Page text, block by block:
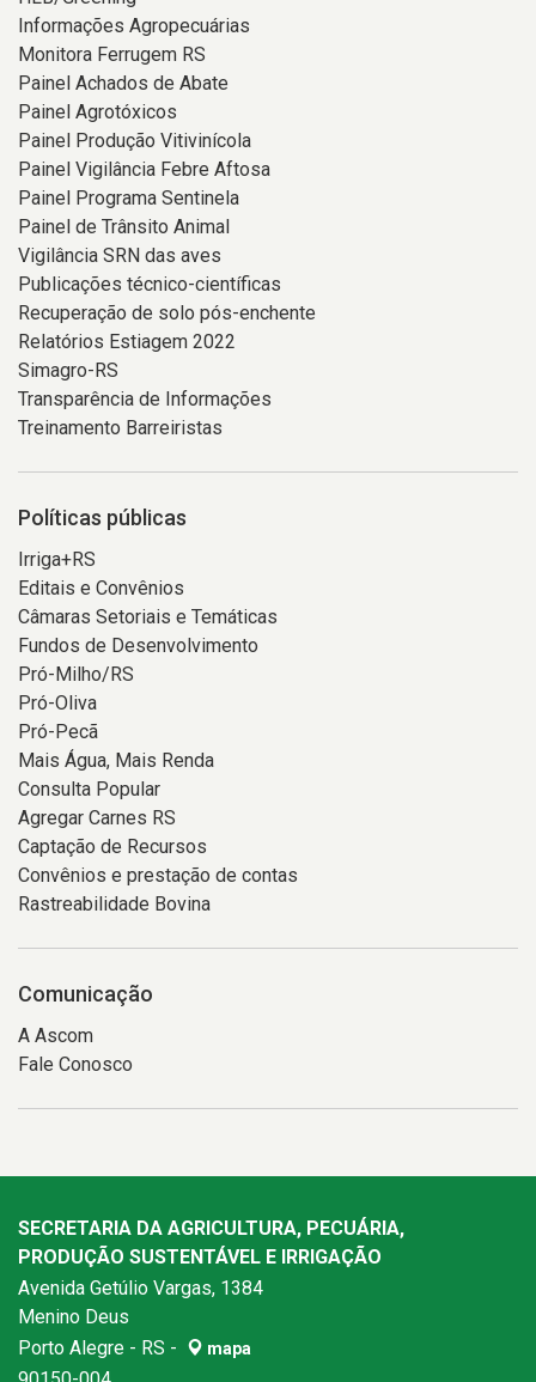
Informações Agropecuárias
Monitora Ferrugem RS
Painel Achados de Abate
Painel Agrotóxicos
Painel Produção Vitivinícola
Painel Vigilância Febre Aftosa
Painel Programa Sentinela
Painel de Trânsito Animal
Vigilância SRN das aves
Publicações técnico-científicas
Recuperação de solo pós-enchente
Relatórios Estiagem 2022
Simagro-RS
Transparência de Informações
Treinamento Barreiristas
Políticas públicas
Irriga+RS
Editais e Convênios
Câmaras Setoriais e Temáticas
Fundos de Desenvolvimento
Pró-Milho/RS
Pró-Oliva
Pró-Pecã
Mais Água, Mais Renda
Consulta Popular
Agregar Carnes RS
Captação de Recursos
Convênios e prestação de contas
Rastreabilidade Bovina
Comunicação
A Ascom
Fale Conosco
SECRETARIA DA AGRICULTURA, PECUÁRIA,
PRODUÇÃO SUSTENTÁVEL E IRRIGAÇÃO
Avenida Getúlio Vargas, 1384
Menino Deus
Porto Alegre - RS -
mapa